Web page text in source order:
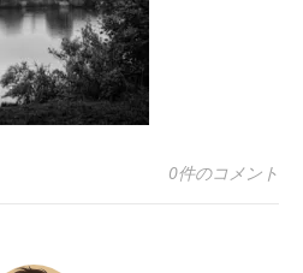
0件のコメント